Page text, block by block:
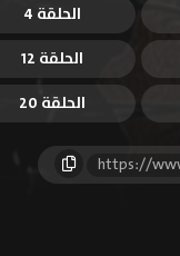
الحلقة 4
الحلقة 12
الحلقة 20
https://